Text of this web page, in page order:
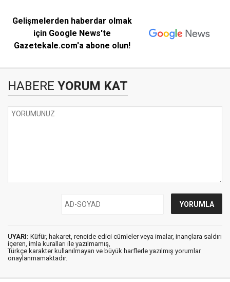
Gelişmelerden haberdar olmak
için Google News'te
Gazetekale.com'a abone olun!
HABERE YORUM KAT
UYARI: Küfür, hakaret, rencide edici cümleler veya imalar, inançlara saldırı
içeren, imla kuralları ile yazılmamış,
Türkçe karakter kullanılmayan ve büyük harflerle yazılmış yorumlar
onaylanmamaktadır.